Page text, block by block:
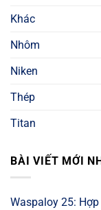
Khác
Nhôm
Niken
Thép
Titan
BÀI VIẾT MỚI
Waspaloy 25: